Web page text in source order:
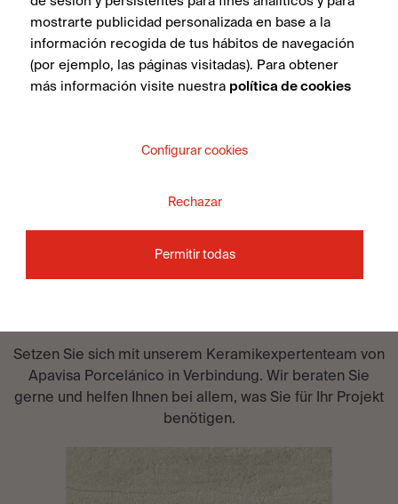
SIEHE SAMMLUNG
EINEMBERATER
Setzen Sie sich mit unserem Keramikexpertenteam von
Apavisa Porcelánico in Verbindung. Wir beraten Sie
gerne und helfen Ihnen bei allem, was Sie für Ihr Projekt
benötigen.
mostrarte publicidad personalizada en base a la
información recogida de tus hábitos de navegación
(por ejemplo, las páginas visitadas). Para obtener
más información visite nuestra política de cookies
Configurar cookies
Rechazar
Permitir todas